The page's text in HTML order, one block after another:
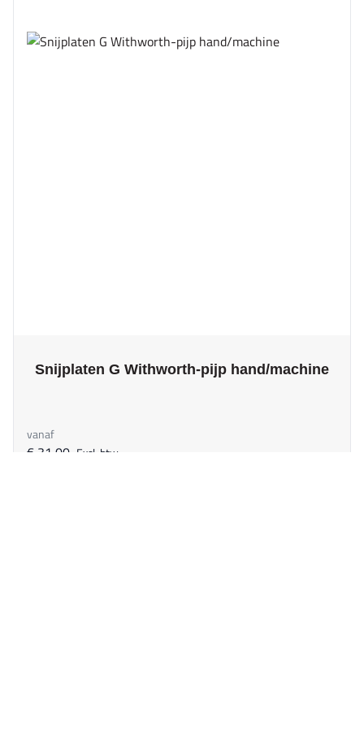
Snijplaten G Withworth-pijp hand/machine
The price depends on the options chosen on the product page
vanaf
€ 31,00 Excl. btw